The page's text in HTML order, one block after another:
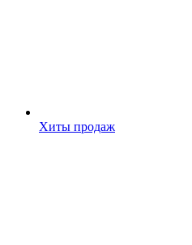
Хиты продаж